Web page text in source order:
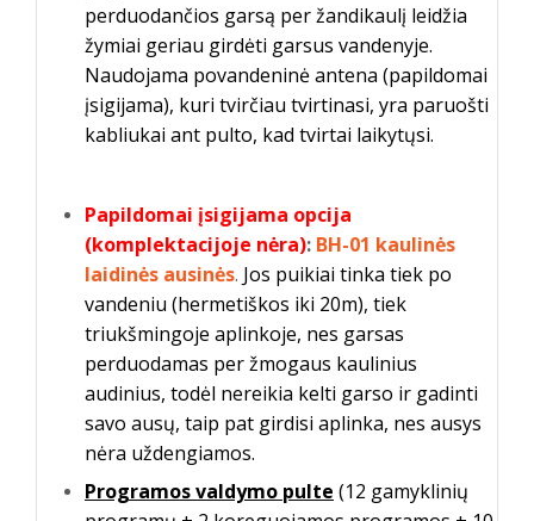
perduodančios garsą per žandikaulį leidžia
žymiai geriau girdėti garsus vandenyje.
Naudojama povandeninė antena (papildomai
įsigijama), kuri tvirčiau tvirtinasi, yra paruošti
kabliukai ant pulto, kad tvirtai laikytųsi.
Papildomai įsigijama opcija
(komplektacijoje nėra): BH-01 kaulinės
laidinės ausinės. Jos puikiai tinka tiek po
vandeniu (hermetiškos iki 20m), tiek
triukšmingoje aplinkoje, nes garsas
perduodamas per žmogaus kaulinius
audinius, todėl nereikia kelti garso ir gadinti
savo ausų, taip pat girdisi aplinka, nes ausys
nėra uždengiamos.
Programos valdymo pulte (12 gamyklinių